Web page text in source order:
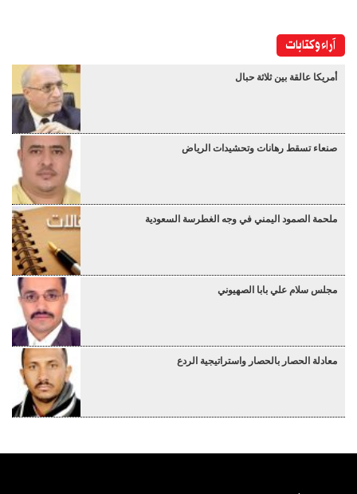
آراء وكتابات
أمريكا عالقة بين ثلاثة حبال
صنعاء تسقط رهانات وتحشيدات الرياض
ملحمة الصمود اليمني في وجه الغطرسة السعودية
مجلس سلام علي بابا الصهيوني
معادلة الحصار بالحصار واستراتيجية الردع